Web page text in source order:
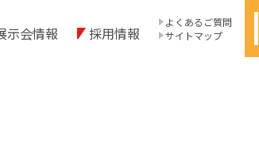
示会情報 採用情報
よくあるご質問
サイトマップ